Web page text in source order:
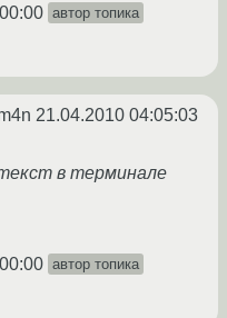
автор топика
21.04.2010 04:05:03
в терминале
автор топика